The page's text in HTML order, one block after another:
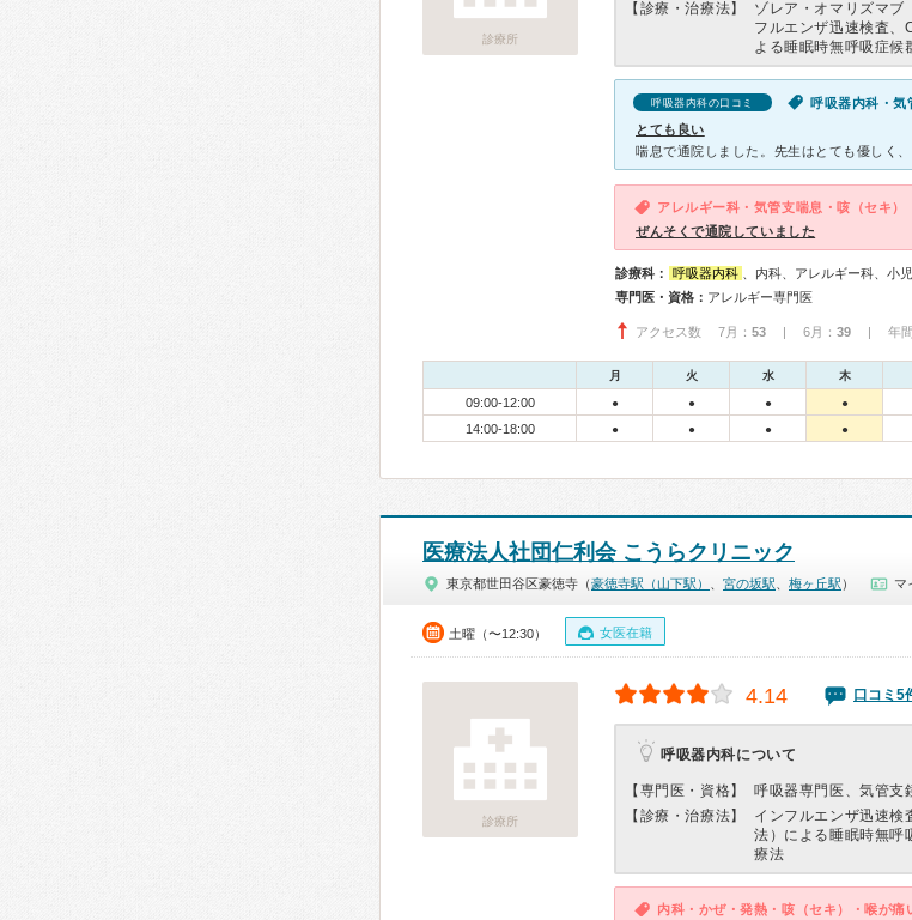
診療所
【診療・治療法】
ゾレア・オマリズマブ
フルエンザ迅速検査、
よる睡眠時無呼吸症候
呼吸器内科の口コミ
とても良い
アレルギー科・気管支喘息・咳（セキ）
ぜんそくで通院していました
診療科： 呼吸器内科
、内科、アレルギー科、小
専門医・資格： アレルギー専門医
アクセス数 7月： 53 | 6月： 39 | 年間
月 火 水 木
09:00-12:00 ● ● ● ●
14:00-18:00 ● ● ● ●
医療法人社団仁利会 こうらクリニック
東京都世田谷区豪徳寺（豪徳寺駅（山下駅） 宮の坂駅 梅ヶ丘駅 ） マ
土曜（〜12:30） 女医在籍
診療所
4.14 口コミ5
呼吸器内科について
【専門医・資格】
呼吸器専門医、気管支
【診療・治療法】
インフルエンザ迅速検
法）による睡眠時無呼
療法
内科・かぜ・発熱・咳（セキ）・喉が痛